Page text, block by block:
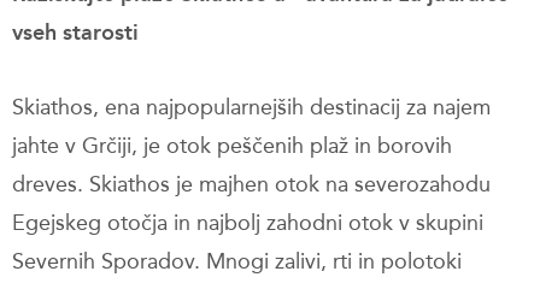
vseh starosti
Skiathos, ena najpopularnejših destinacij za najem
jahte v Grčiji, je otok peščenih plaž in borovih
dreves. Skiathos je majhen otok na severozahodu
Egejskeg otočja in najbolj zahodni otok v skupini
Severnih Sporadov. Mnogi zalivi, rti in polotoki